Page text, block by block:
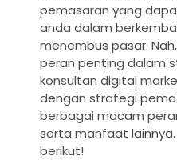
pemasaran yang
anda dalam
menembus pasar.
peran penting dalam
konsultan digital
dengan strategi
berbagai macam
serta manfaat lainnya.
berikut!